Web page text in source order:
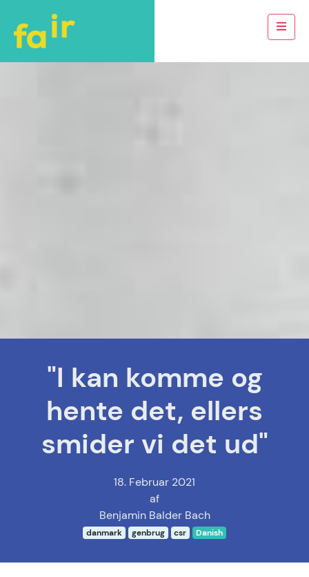
"I kan komme og
hente det, ellers
smider vi det ud"
18. Februar 2021
af
Benjamin Balder Bach
danmark genbrug csr Danish